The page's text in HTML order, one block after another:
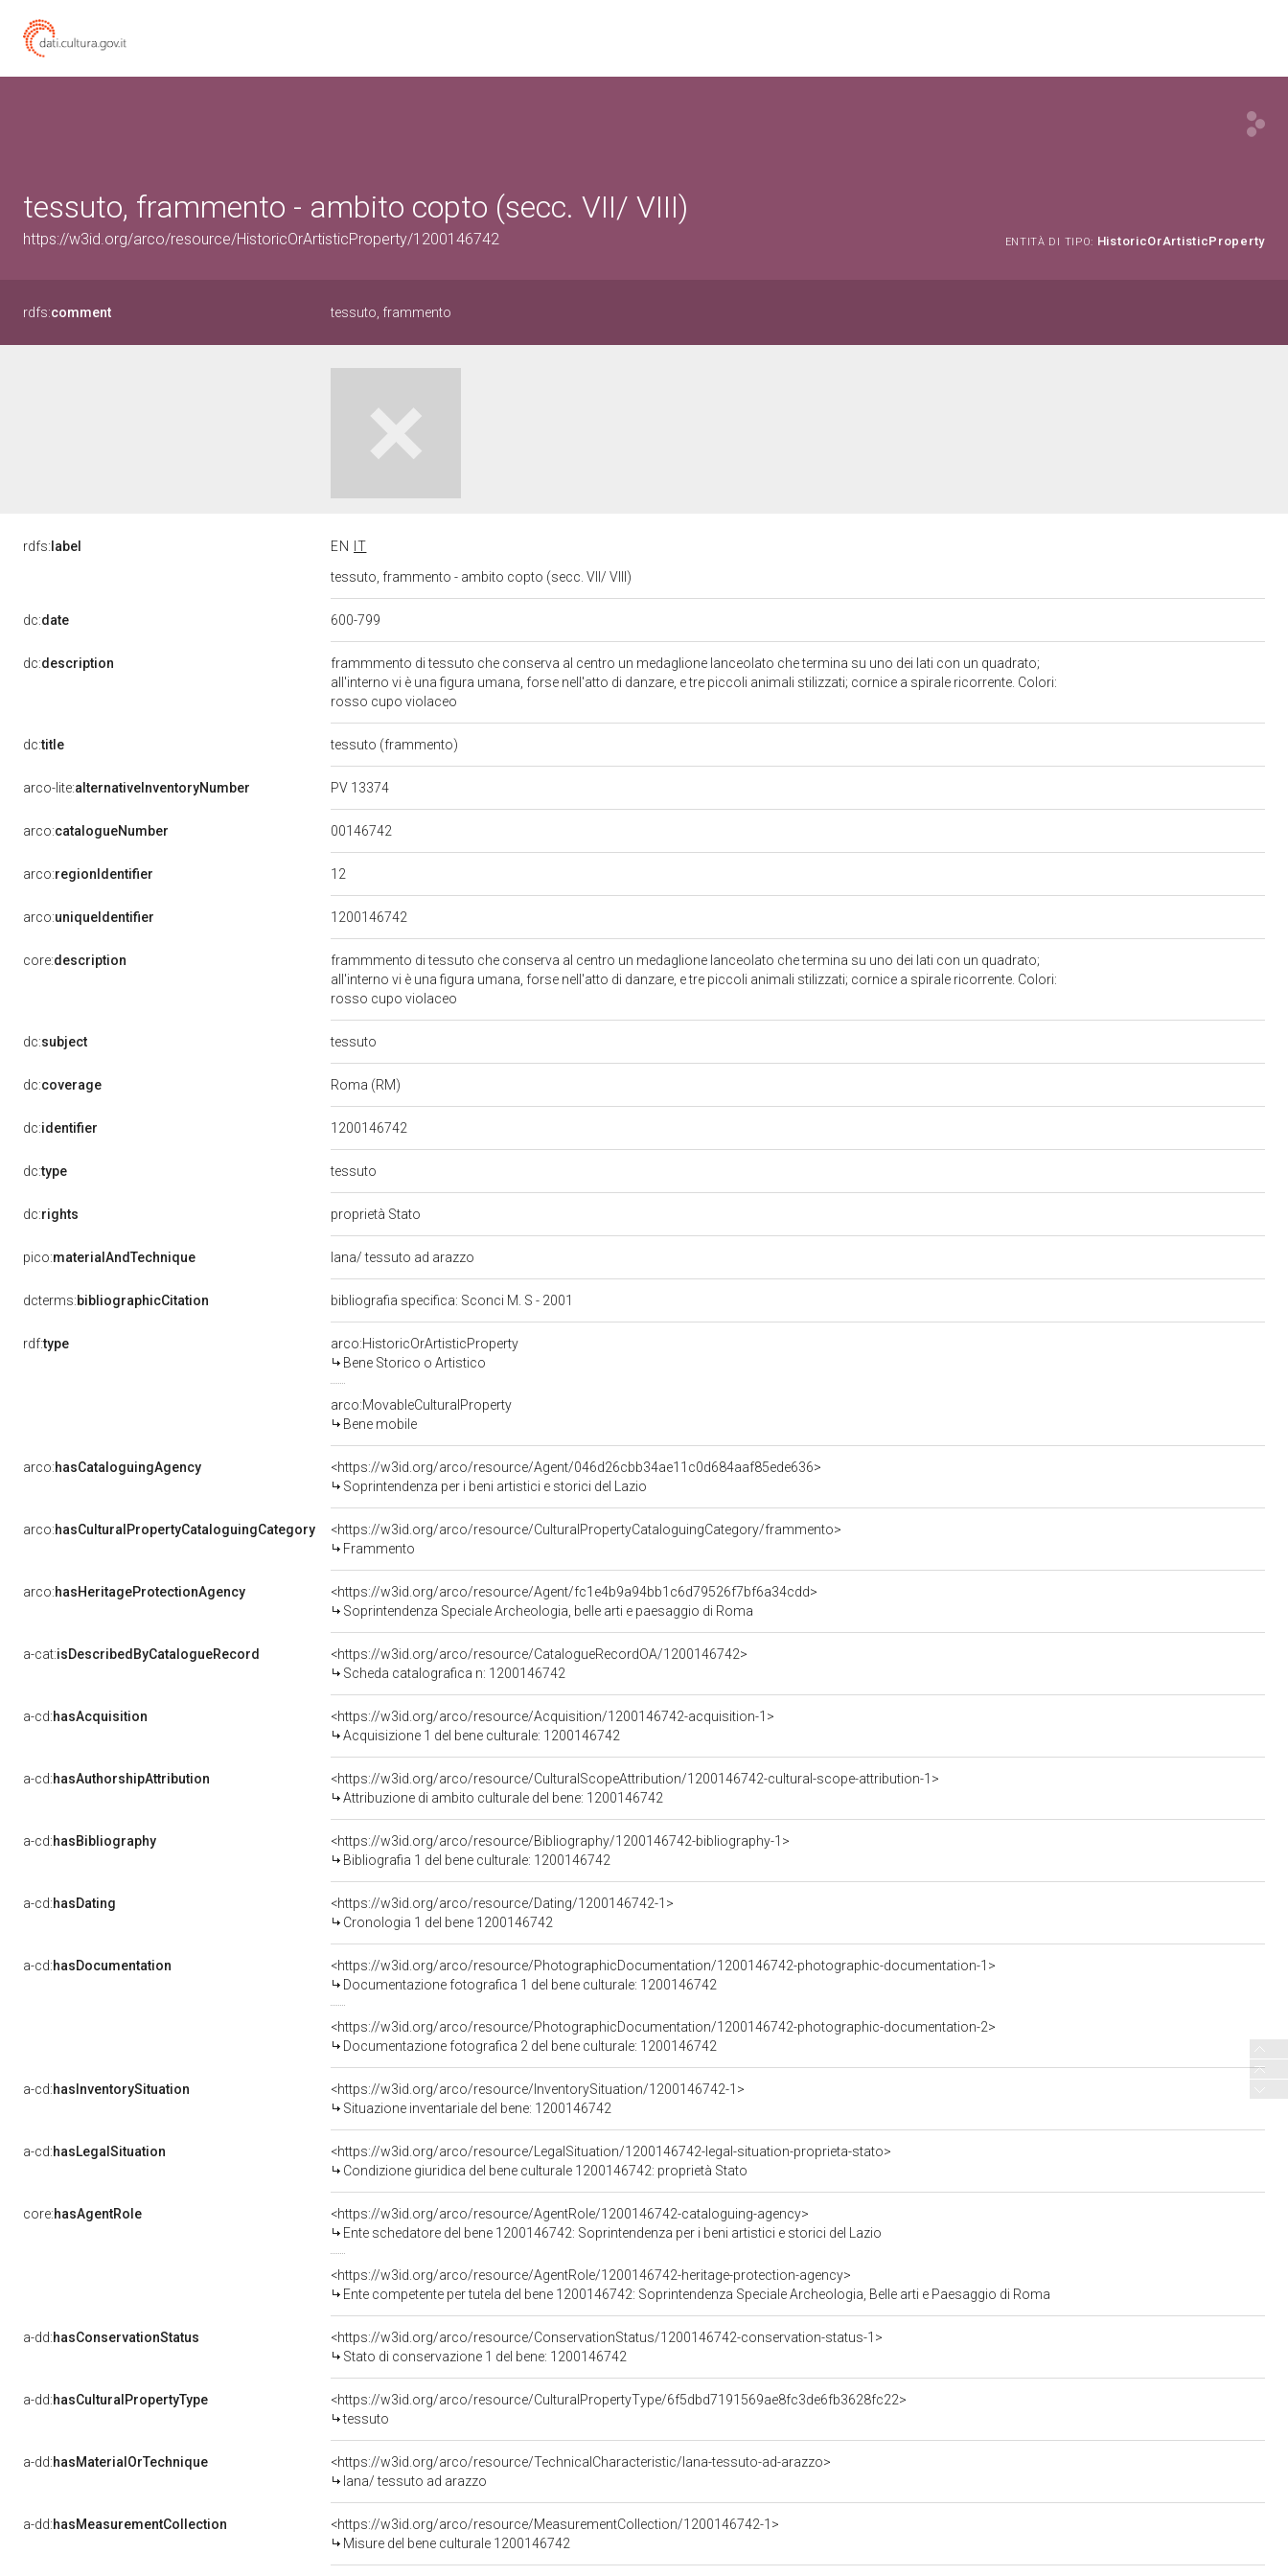
tessuto, frammento - ambito copto (secc. VII/ VIII)
https://w3id.org/arco/resource/HistoricOrArtisticProperty/1200146742 ENTITÀ DI TIPO: HistoricOrArtisticProperty
rdfs:comment tessuto, frammento
rdfs: label EN
IT
tessuto, frammento - ambito copto (secc. VII/ VIII)
dc:date 600-799
dc:description
frammmento di tessuto che conserva al centro un medaglione lanceolato che termina su uno dei lati con un quadrato;
all'interno vi è una figura umana, forse nell'atto di danzare, e tre piccoli animali stilizzati; cornice a spirale ricorrente. Colori:
rosso cupo violaceo
dc:title tessuto (frammento)
arco-lite:alternativeInventoryNumber PV 13374
arco:catalogueNumber 00146742
arco:regionIdentifier 12
arco:uniqueIdentifier 1200146742
core:description
frammmento di tessuto che conserva al centro un medaglione lanceolato che termina su uno dei lati con un quadrato;
all'interno vi è una figura umana, forse nell'atto di danzare, e tre piccoli animali stilizzati; cornice a spirale ricorrente. Colori:
rosso cupo violaceo
dc:subject tessuto
dc:coverage Roma (RM)
dc:identifier 1200146742
dc:type tessuto
dc:rights proprietà Stato
pico:materialAndTechnique lana/ tessuto ad arazzo
dcterms:bibliographicCitation bibliografia specifica: Sconci M. S - 2001
rdf:type
arco:HistoricOrArtisticProperty
Bene Storico o Artistico
arco:MovableCulturalProperty
Bene mobile
arco:hasCataloguingAgency
<https://w3id.org/arco/resource/Agent/046d26cbb34ae11c0d684aaf85ede636>
Soprintendenza per i beni artistici e storici del Lazio
arco:hasCulturalPropertyCataloguingCategory
<https://w3id.org/arco/resource/CulturalPropertyCataloguingCategory/frammento>
Frammento
arco:hasHeritageProtectionAgency
<https://w3id.org/arco/resource/Agent/fc1e4b9a94bb1c6d79526f7bf6a34cdd>
Soprintendenza Speciale Archeologia, belle arti e paesaggio di Roma
a-cat:isDescribedByCatalogueRecord
<https://w3id.org/arco/resource/CatalogueRecordOA/1200146742>
Scheda catalografica n: 1200146742
a-cd:hasAcquisition
<https://w3id.org/arco/resource/Acquisition/1200146742-acquisition-1>
Acquisizione 1 del bene culturale: 1200146742
a-cd:hasAuthorshipAttribution
<https://w3id.org/arco/resource/CulturalScopeAttribution/1200146742-cultural-scope-attribution-1>
Attribuzione di ambito culturale del bene: 1200146742
a-cd:hasBibliography
<https://w3id.org/arco/resource/Bibliography/1200146742-bibliography-1>
Bibliografia 1 del bene culturale: 1200146742
a-cd:hasDating
<https://w3id.org/arco/resource/Dating/1200146742-1>
Cronologia 1 del bene 1200146742
a-cd:hasDocumentation
<https://w3id.org/arco/resource/PhotographicDocumentation/1200146742-photographic-documentation-1>
Documentazione fotografica 1 del bene culturale: 1200146742
<https://w3id.org/arco/resource/PhotographicDocumentation/1200146742-photographic-documentation-2>
Documentazione fotografica 2 del bene culturale: 1200146742
a-cd:hasInventorySituation
<https://w3id.org/arco/resource/InventorySituation/1200146742-1>
Situazione inventariale del bene: 1200146742
a-cd:hasLegalSituation
<https://w3id.org/arco/resource/LegalSituation/1200146742-legal-situation-proprieta-stato>
Condizione giuridica del bene culturale 1200146742: proprietà Stato
core:hasAgentRole
<https://w3id.org/arco/resource/AgentRole/1200146742-cataloguing-agency>
Ente schedatore del bene 1200146742: Soprintendenza per i beni artistici e storici del Lazio
<https://w3id.org/arco/resource/AgentRole/1200146742-heritage-protection-agency>
Ente competente per tutela del bene 1200146742: Soprintendenza Speciale Archeologia, Belle arti e Paesaggio di Roma
a-dd:hasConservationStatus
<https://w3id.org/arco/resource/ConservationStatus/1200146742-conservation-status-1>
Stato di conservazione 1 del bene: 1200146742
a-dd:hasCulturalPropertyType
<https://w3id.org/arco/resource/CulturalPropertyType/6f5dbd7191569ae8fc3de6fb3628fc22>
tessuto
a-dd:hasMaterialOrTechnique
<https://w3id.org/arco/resource/TechnicalCharacteristic/lana-tessuto-ad-arazzo>
lana/ tessuto ad arazzo
a-dd:hasMeasurementCollection
<https://w3id.org/arco/resource/MeasurementCollection/1200146742-1>
Misure del bene culturale 1200146742